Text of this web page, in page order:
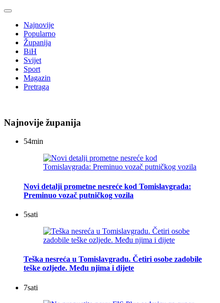
Najnovije
Popularno
Županija
BiH
Svijet
Sport
Magazin
Pretraga
Najnovije županija
54min
Novi detalji prometne nesreće kod Tomislavgrada:
Preminuo vozač putničkog vozila
5sati
Teška nesreća u Tomislavgradu. Četiri osobe zadobile
teške ozljede. Među njima i dijete
7sati